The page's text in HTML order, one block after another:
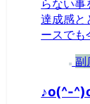
らない事
達成感と
ースでも
副
♪o(^-